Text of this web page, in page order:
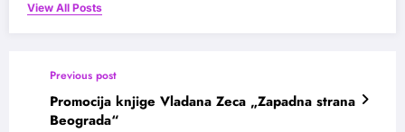
View All Posts
Previous post
Promocija knjige Vladana Zeca „Zapadna strana
Beograda“